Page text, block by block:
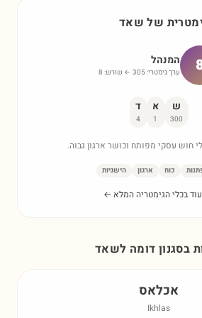
של שאד
המנהל
ערך גימטרי: 305 ← שורש: 8
ש
300
א
1
ד
4
חוש עסקי מפותח וכושר ארגון גבוה.
כוח ארגון הישגיות
עוד בכלי הגימטריה המלא ←
בסגנון דומה לשאד
אכלאס
Ikhlas